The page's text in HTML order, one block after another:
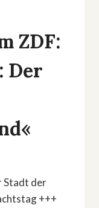
ZDF:
Der
Stadt der
+++